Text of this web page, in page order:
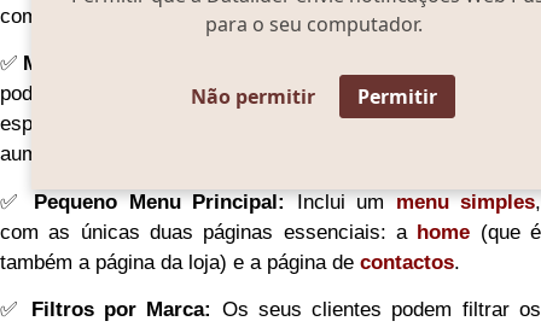
para o seu computador.
Não permitir Permitir
comunicar diretamente com os seus clientes.
✅ Mais Capacidade para os Seus Produtos:
pode adicionar até
750 produtos
. Caso precise de mais
espaço, disponibilizamos pacotes adicionais que permitem
aumentar ainda mais a capacidade da sua loja.
✅ Pequeno Menu Principal:Inclui ummenu simples,
com as únicas duas páginas essenciais: a home (que é
também a página da loja) e a página de contactos.
✅ Filtros por Marca: Os seus clientes podem filtrar os